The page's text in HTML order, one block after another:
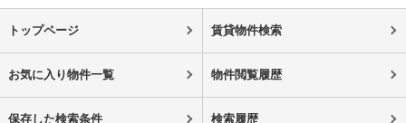
トップページ 賃貸物件検索
お気に入り物件一覧 物件閲覧履歴
保存した検索条件 検索履歴